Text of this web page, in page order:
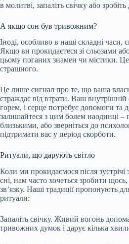
в молитві, запаліть свічку або
А якщо сон був тривожним?
Іноді, особливо в наші складні
Якщо ви прокидаєтеся зі сльозами
цьому поганих знамен чи містики. Це
страшного.
Це лише сигнал про те, що ваша
страждає від втрати. Ваш внутрішній
горем, і серце потребує допомоги та
залишайтеся з цим болем наодинці –
близькими, або зверніться до
підтримати вас у період скорботи.
Ритуали, що дарують світло
Коли ми прокидаємося після
сні, нам часто хочеться зробити
зв’язку. Наші традиції пропонують
ритуали:
Запаліть свічку. Живий вогонь
тривожних думок і дарує кілька